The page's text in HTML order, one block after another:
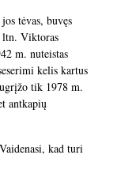
tėvas, buvęs
ltn. Viktoras
m. nuteistas
kelis kartus
tik 1978 m.
antkapių
kad turi